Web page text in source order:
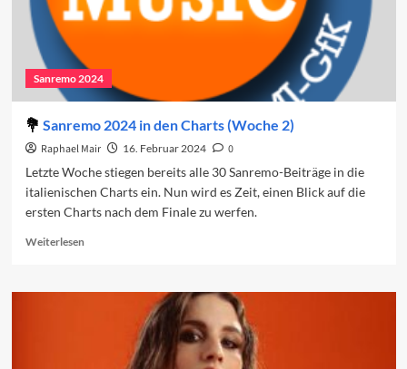
Sanremo 2024
Sanremo 2024 in den Charts (Woche 2)
Raphael Mair 16. Februar 2024
0
Letzte Woche stiegen bereits alle 30 Sanremo-Beiträge in die
italienischen Charts ein. Nun wird es Zeit, einen Blick auf die
ersten Charts nach dem Finale zu werfen.
WeiterlesenRead
Sanremo